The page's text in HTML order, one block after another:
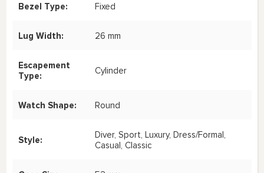
Bezel Type: Fixed
Lug Width: 26 mm
Escapement
Type:
Cylinder
Watch Shape: Round
Style:
Diver, Sport, Luxury, Dress/Formal,
Casual, Classic